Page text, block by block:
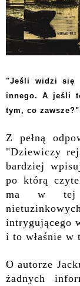
"Jeśli widzi się
innego. A jeśli
tym, co
Z pełną
"Dziewiczy
bardziej
po którą
ma w tej
intrygującego
i to właśnie w
O autorze
żadnych